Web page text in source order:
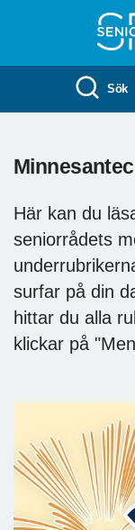
Sök
Här kan du
seniorrådets
surfar på din
hittar du alla
klickar på